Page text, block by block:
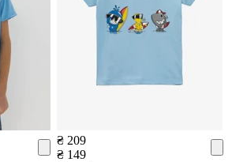
₴ 209
₴ 149